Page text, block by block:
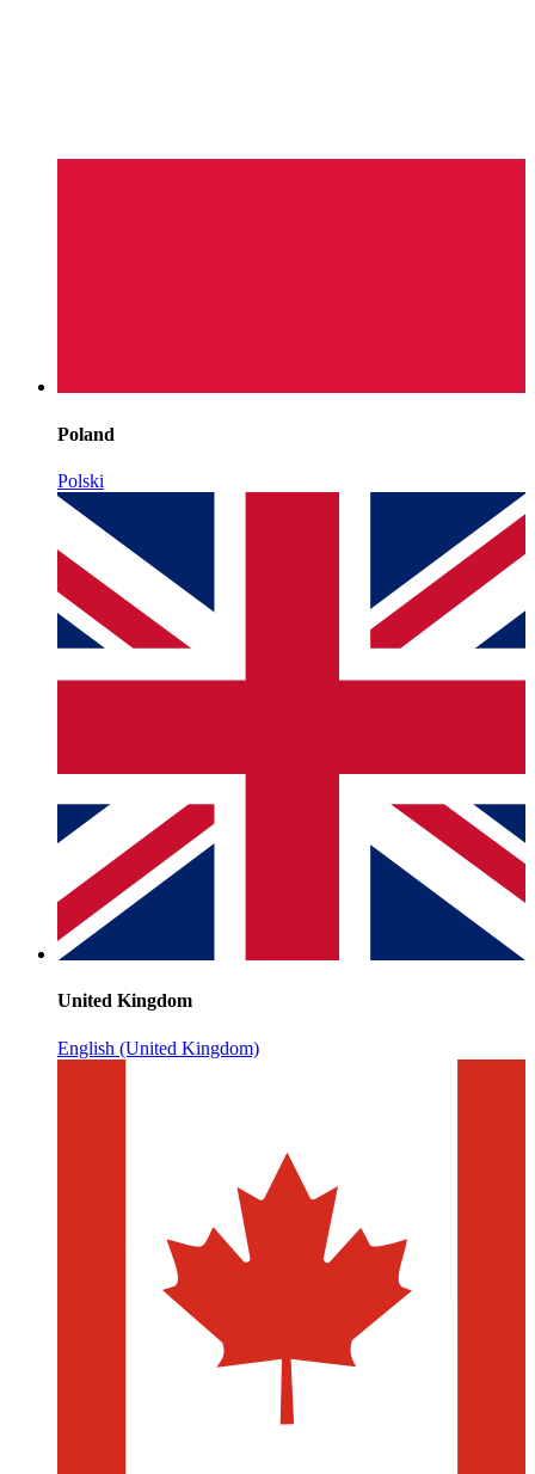
Poland
Polski
United Kingdom
English (United Kingdom)